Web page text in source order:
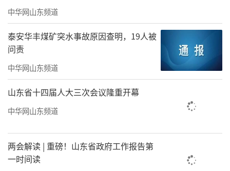
图片来源：国家企业信用信息公示系统
今年1月，瑞茂通供应链管理股份有限公司
持有的恒丰银行5000万股股权两次被法院冻
结。该公司现存6条被执行人信息，被执行总金
中华网山东频道
泰安华丰煤矿突水事故原因查明，19人被
问责
中华网山东频道
山东省十四届人大三次会议隆重开幕
中华网山东频道
两会解读 | 重磅！山东省政府工作报告第
一时间读